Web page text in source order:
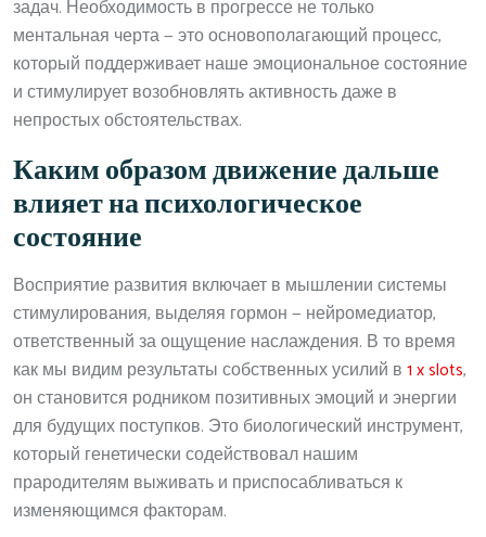
задач. Необходимость в прогрессе не только
ментальная черта — это основополагающий процесс,
который поддерживает наше эмоциональное состояние
и стимулирует возобновлять активность даже в
непростых обстоятельствах.
Каким образом движение дальше
влияет на психологическое
состояние
Восприятие развития включает в мышлении системы
стимулирования, выделяя гормон — нейромедиатор,
ответственный за ощущение наслаждения. В то время
как мы видим результаты собственных усилий в1 x slots,
он становится родником позитивных эмоций и энергии
для будущих поступков. Это биологический инструмент,
который генетически содействовал нашим
прародителям выживать и приспосабливаться к
изменяющимся факторам.